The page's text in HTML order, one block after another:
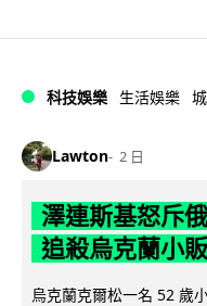
科技娛樂 生活娛樂
Lawton 2 日
澤連斯基怒斥
追殺烏克蘭小
烏克蘭克爾松一名 52 歲